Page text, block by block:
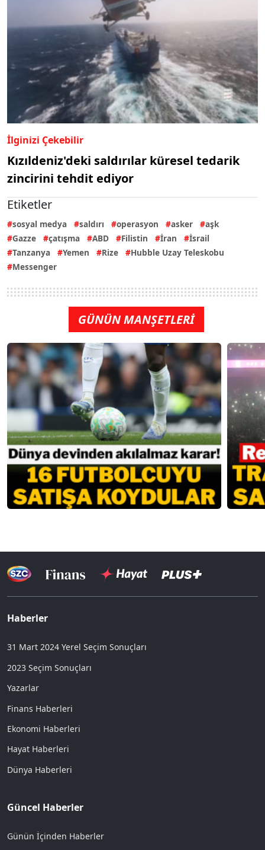
İlginizi Çekebilir
Kızıldeniz'deki saldırılar küresel tedarik
zincirini tehdit ediyor
Etiketler
sosyal medya saldırı operasyon asker
aşk
Gazze
çatışma ABD Filistin İran
İsrail
Tanzanya
Yemen Rize
Hubble Uzay Teleskobu
Messenger
GÜNÜN MANŞETLERİ
Haberler
31 Mart 2024 Yerel Seçim Sonuçları
2023 Seçim Sonuçları
Yazarlar
Finans Haberleri
Ekonomi Haberleri
Hayat Haberleri
Dünya Haberleri
Güncel Haberler
Günün İçinden Haberler